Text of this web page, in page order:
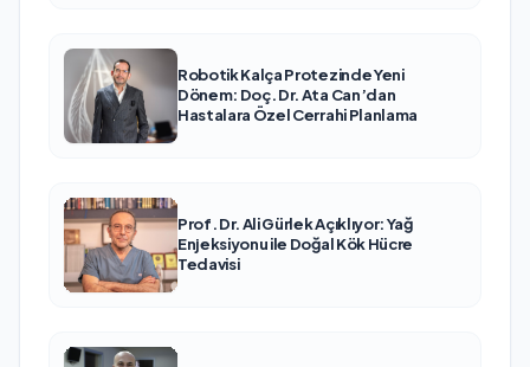
Robotik Kalça Protezinde Yeni
Dönem: Doç. Dr. Ata Can’dan
Hastalara Özel Cerrahi Planlama
Prof. Dr. Ali Gürlek Açıklıyor: Yağ
Enjeksiyonu ile Doğal Kök Hücre
Tedavisi